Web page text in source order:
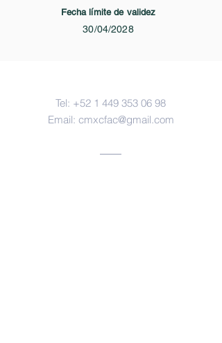
Fecha límite de validez
30/04/2028
Tel: +52 1 449 353 06 98
Email: cmxcfac@gmail.com